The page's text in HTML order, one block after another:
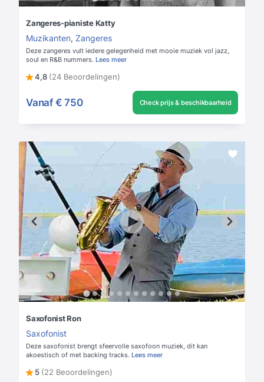
Zangeres-pianiste Katty
Muzikanten, Zangeres
Deze zangeres vult iedere gelegenheid met mooie muziek vol jazz,
soul en R&B nummers. Lees meer
4,8 (24 Beoordelingen)
Vanaf € 750 Check prijs & beschikbaarheid
Saxofonist Ron
Saxofonist
Deze saxofonist brengt sfeervolle saxofoon muziek, dit kan
akoestisch of met backing tracks. Lees meer
5 (22 Beoordelingen)